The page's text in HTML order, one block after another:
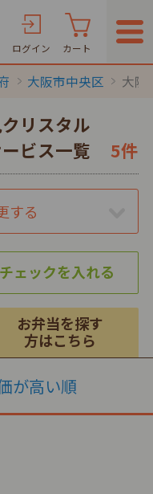
ログイン カート
大阪市中央区 大阪
リスタル
ビス一覧
5件
する
お弁当を探す
方はこちら
が高い順